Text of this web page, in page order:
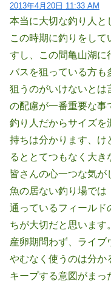
2013年4月20日 11:33 AM
本当に大切な釣り人と
この時期に釣りをし
すし、この間亀山湖に
バスを狙っている方
狙うのがいけないとは
の配慮が一番重要な事
釣り人だからサイズを
持ちは分かります、け
るととてつもなく大
皆さんの心一つな気が
魚の居ない釣り場では
通っているフィールド
ちが大切だと思います。
産卵期問わず、ライブ
やむなく使うのは分か
キープする意図がまっ